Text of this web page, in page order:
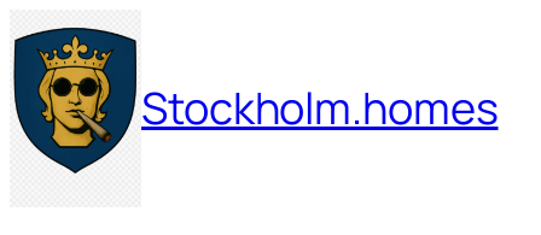
Hoppa
till
innehåll
Stockholm.homes